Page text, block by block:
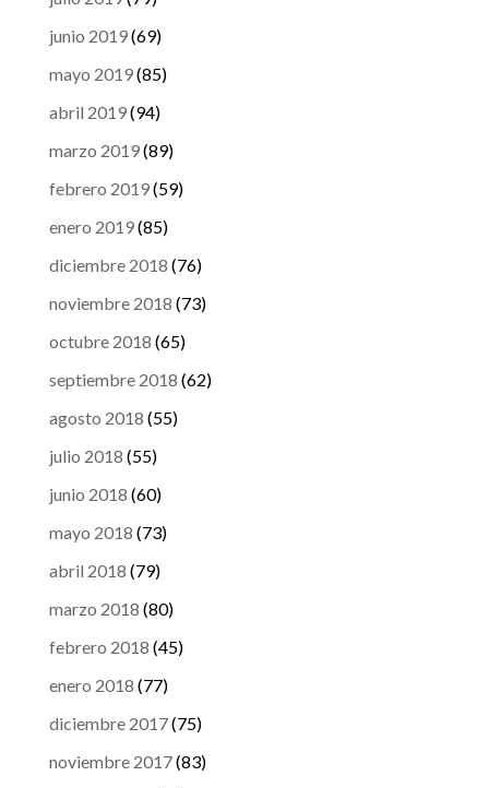
junio 2019(69)
mayo 2019(85)
abril 2019(94)
marzo 2019(89)
febrero 2019(59)
enero 2019(85)
diciembre 2018 (76)
noviembre 2018 (73)
octubre 2018 (65)
septiembre 2018 (62)
agosto 2018 (55)
julio 2018 (55)
junio 2018 (60)
mayo 2018 (73)
abril 2018 (79)
marzo 2018 (80)
febrero 2018 (45)
enero 2018 (77)
diciembre 2017(75)
noviembre 2017(83)